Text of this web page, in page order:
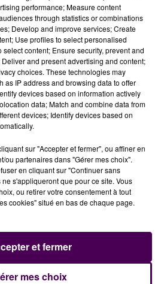
et demeurant dans le
et-Cher, a été interpellé et
pour"refus d’obtempérer, mise
et dégradation
au palais de justice du
en vue d’une comparution
de Saint-Mars-la-Brière,
et La Ferté-Bernard ont été
performance; Measure content
through statistics or combinations
Develop and improve services; Create
Use profiles to select personalised
content; Ensure security, prevent and
and present advertising and content;
choices. These technologies may
as IP address and browsing data to offer
devices based on information actively
data; Match and combine data from
devices; Identify devices based on
sur "Accepter et fermer", ou affiner en
ou partenaires dans "Gérer mes choix".
en cliquant sur "Continuer sans
s'appliqueront que pour ce site. Vous
ou retirer votre consentement à tout
cookies" situé en bas de chaque page.
mes choix
et fermer